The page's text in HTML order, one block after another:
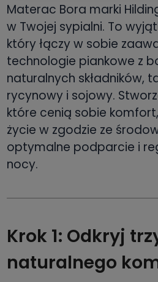
Materac Bora marki
w Twojej sypialni. To
który łączy w sobie
technologie piankowe z
naturalnych składników,
rycynowy i sojowy.
które cenią sobie
życie w zgodzie ze
optymalne podparcie i
nocy.
Krok 1: Odkryj
naturalnego